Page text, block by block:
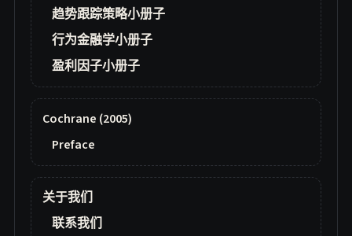
趋势跟踪策略小册子
行为金融学小册子
盈利因子小册子
Cochrane (2005)
Preface
关于我们
联系我们